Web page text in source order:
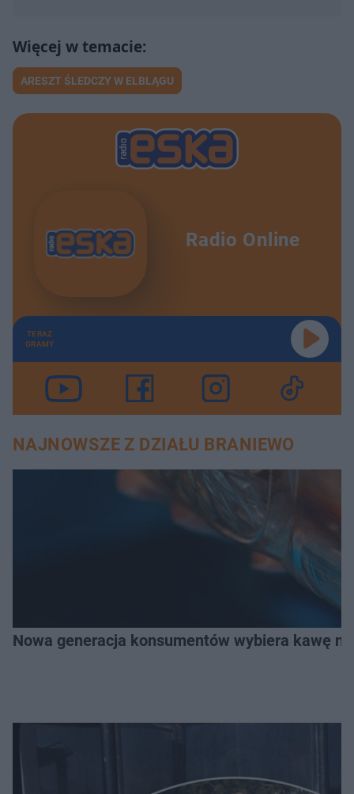
ARESZT ŚLEDCZY W ELBLĄGU
Radio Online
TERAZ
GRAMY
NAJNOWSZE Z DZIAŁU BRANIEWO
Nowa generacja konsumentów wybiera kawę